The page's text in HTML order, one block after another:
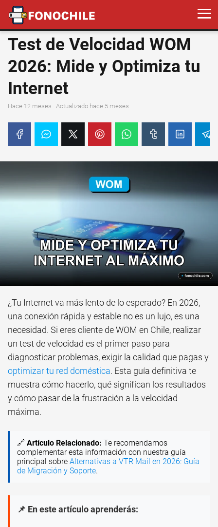
Test de Velocidad WOM
2026: Mide y Optimiza tu
Internet
hace 12 meses · Actualizado hace 5 meses
¿Tu Internet va más lento de lo esperado? En 2026,
una conexión rápida y estable no es un lujo, es una
necesidad. Si eres cliente de WOM en Chile, realizar
un test de velocidad es el primer paso para
diagnosticar problemas, exigir la calidad que pagas y
optimizar tu red doméstica. Esta guía definitiva te
muestra cómo hacerlo, qué significan los resultados
y cómo pasar de la frustración a la velocidad
máxima.
🔗 Artículo Relacionado: Te recomendamos
complementar esta información con nuestra guía
principal sobre Alternativas a VTR Mail en 2026: Guía
de Migración y Soporte.
📌 En este artículo aprenderás: